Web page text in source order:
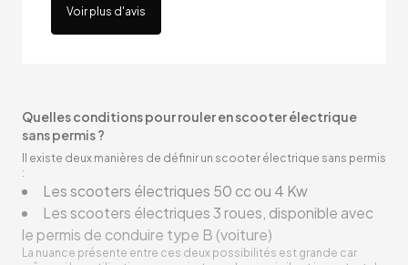
Voir plus d'avis
Quelles conditions pour rouler en scooter électrique
sans permis ?
Il existe deux manières de définir un scooter électrique sans permis
:
Les scooters électriques 50 cc ou 4 Kw
Les scooters électriques 3 roues, disponible avec
le permis de conduire type B (voiture)
La nuance présente entre ces deux possibilités est grande car